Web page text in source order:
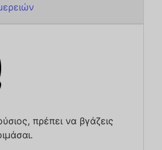
πρέπει να βγάζεις